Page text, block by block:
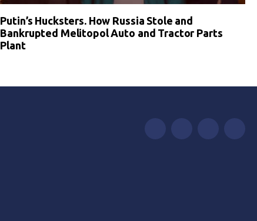
Putin’s Hucksters. How Russia Stole and
Bankrupted Melitopol Auto and Tractor Parts
Plant